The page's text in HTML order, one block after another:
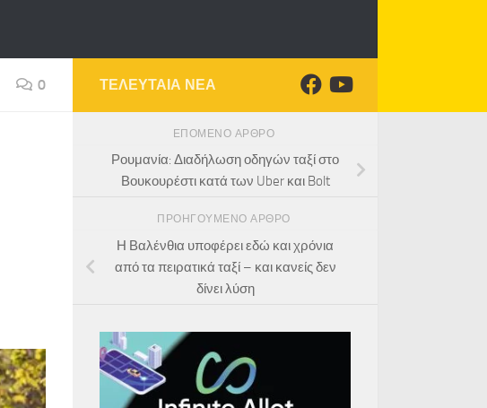
0 ΤΕΛΕΥΤΑΙΑ ΝΕΑ
ΕΠΌΜΕΝΟ ΆΡΘΡΟ
Ρουμανία: Διαδήλωση οδηγών ταξί στο
Βουκουρέστι κατά των Uber και Bolt
ΠΡΟΗΓΟΎΜΕΝΟ ΆΡΘΡΟ
Η Βαλένθια υποφέρει εδώ και χρόνια
από τα πειρατικά ταξί – και κανείς δεν
δίνει λύση